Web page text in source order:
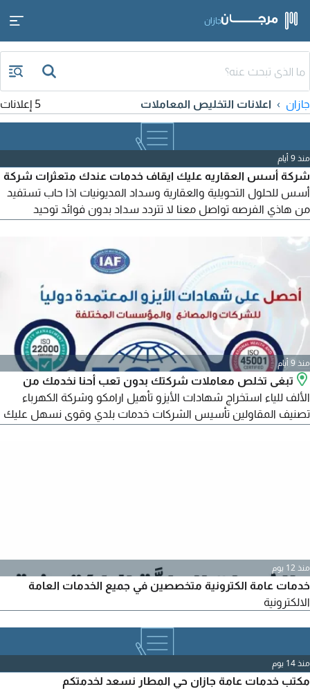
جازان
جازان اعلانات التخليص المعاملات 5 إعلانات
منذ 9 أيام
شركة أسس العقاريه عليك ايقاف خدمات عندك متعثرات شركة
أسس للحلول التحويلية والعقارية وسداد المديونيات اذا حاب تستفيد
من هاذي الفرصه تواصل معنا لا تتردد سداد بدون فوائد توحيد
نخدم جميع مناطق المملكة الرياض جازان نستقبل الوسطاء
والمسوقين العقاريين بعمولات ممتازة
منذ 9 أيام
تبغى تخلص معاملات شركتك بدون تعب أحنا نخدمك من
الألف للياء استخراج شهادات الأيزو تأهيل ارامكو وشركة الكهرباء
تصنيف المقاولين تأسيس الشركات خدمات بلدي وقوى نسهل عليك
منذ 12 يوم
خدمات عامة الكترونية متخصصين في جميع الخدمات العامة
الالكترونية
منذ 14 يوم
مكتب خدمات عامة جازان حي المطار نسعد لخدمتكم